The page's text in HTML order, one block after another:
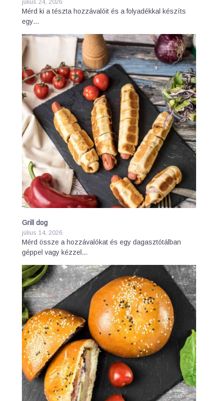
július 24, 2026
Mérd ki a tészta hozzávalóit és a folyadékkal készíts
egy…
Grill dog
július 14, 2026
Mérd össze a hozzávalókat és egy dagasztótálban
géppel vagy kézzel…